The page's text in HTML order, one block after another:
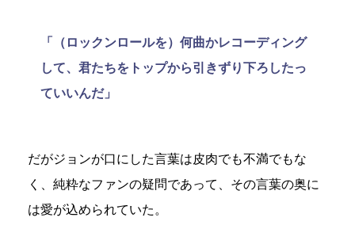
「（ロックンロールを）何曲かレコーディング
して、君たちをトップから引きずり下ろしたっ
ていいんだ」
だがジョンが口にした言葉は皮肉でも不満でもな
く、純粋なファンの疑問であって、その言葉の奥に
は愛が込められていた。